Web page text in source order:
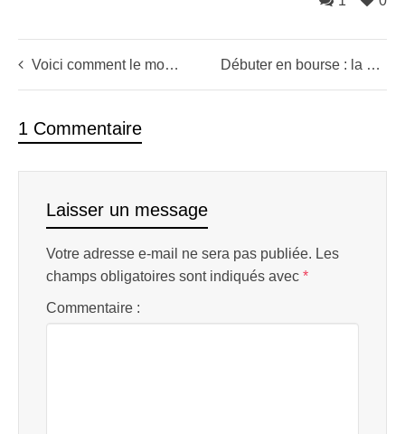
Voici comment le money management va sauver la vie de votre portefeuille Débuter en bourse : la prise en main du logiciel d’analyse technique
1 Commentaire
Laisser un message
Votre adresse e-mail ne sera pas publiée. Les
champs obligatoires sont indiqués avec *
Commentaire :